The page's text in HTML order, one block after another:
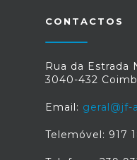
CONTACTOS
Rua da Estrada
3040-432
Email: geral@jf-
Telemóvel: 917